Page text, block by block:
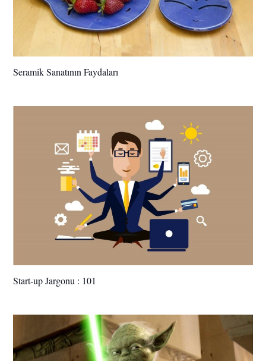
Seramik Sanatının Faydaları
Start-up Jargonu : 101